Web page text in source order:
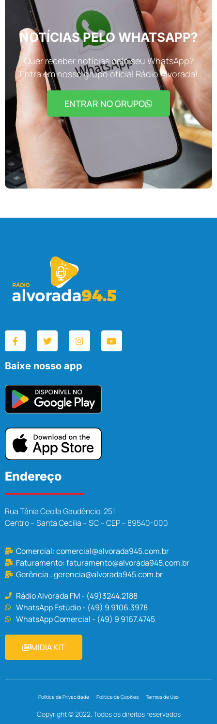
NOTÍCIAS PELO WHATSAPP?
Quer receber notícias pelo seu WhatsApp?
Entra em nosso grupo oficial Rádio Alvorada!
ENTRAR NO GRUPO
Baixe nosso app
Endereço
Rua Tânia Ceolla Gaudêncio, 251
Centro – Santa Cecília – SC – CEP – 89540-000
Comercial:comercial@alvorada945.com.br
Faturamento:faturamento@alvorada945.com.br
Gerência :gerencia@alvorada945.com.br
Rádio Alvorada FM - (49)3244.2188
WhatsApp Estúdio - (49) 9 9106.3978
WhatsApp Comercial - (49) 9 9167.4745
MIDIA KIT
Política de Privacidade Política de Cookies Termos de Uso
Copyright © 2022. Todos os direitos reservados